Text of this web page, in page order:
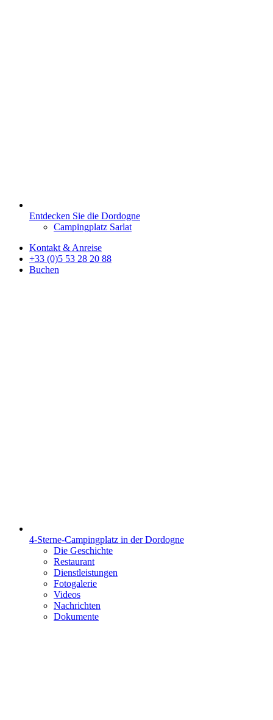
Entdecken Sie die Dordogne
Campingplatz Sarlat
Kontakt & Anreise
+33 (0)5 53 28 20 88
Buchen
4-Sterne-Campingplatz in der Dordogne
Die Geschichte
Restaurant
Dienstleistungen
Fotogalerie
Videos
Nachrichten
Dokumente